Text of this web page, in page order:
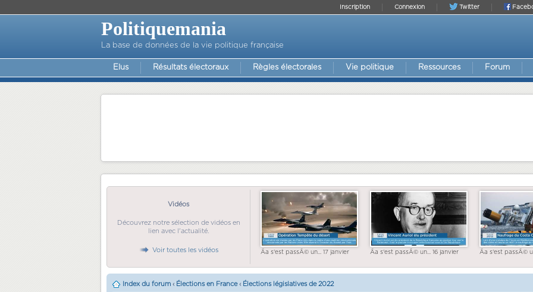
Twitter
Connexion
Inscription
Politiquemania
La base de données de la vie politique française
Elus Résultats électoraux Règles électorales Vie politique Ressources Forum
Vidéos
Découvrez notre sélection de vidéos en
lien avec l'actualité.
Voir toutes les vidéos Ãa s'est passÃ© un... 17 janvier Ãa s'est passÃ© un... 16 janvier Ãa s'est passÃ©
Index du forum ‹ Élections en France ‹ Élections législatives de 2022